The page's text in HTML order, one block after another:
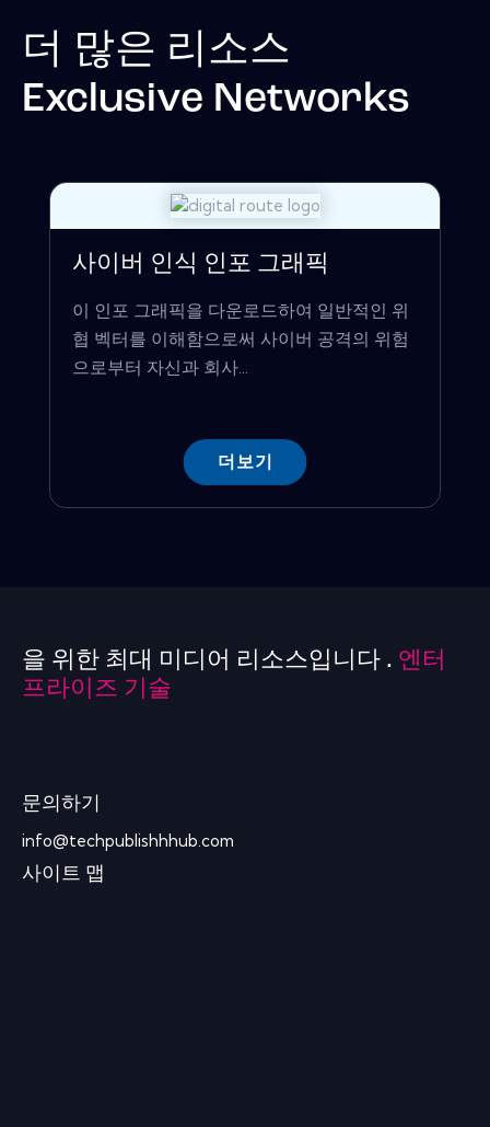
더 많은 리소스
Exclusive Networks
사이버 인식 인포 그래픽
이 인포 그래픽을 다운로드하여 일반적인 위
협 벡터를 이해함으로써 사이버 공격의 위험
으로부터 자신과 회사...
더보기
을 위한 최대 미디어 리소스입니다 . 엔터
프라이즈 기술
문의하기
info@techpublishhhub.com
사이트 맵